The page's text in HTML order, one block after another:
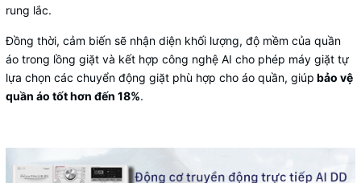
rung lắc.
Đồng thời, cảm biến sẽ nhận diện khối lượng, độ mềm của quần
áo trong lồng giặt và kết hợp công nghệ AI cho phép máy giặt tự
lựa chọn các chuyển động giặt phù hợp cho áo quần, giúp bảo vệ
quần áo tốt hơn đến 18%.